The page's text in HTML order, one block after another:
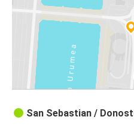
San Sebastian /